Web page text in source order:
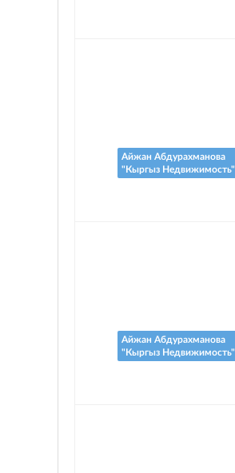
Айжан Абдурахманова
"Кыргыз Недвижимость"
Айжан Абдурахманова
"Кыргыз Недвижимость"